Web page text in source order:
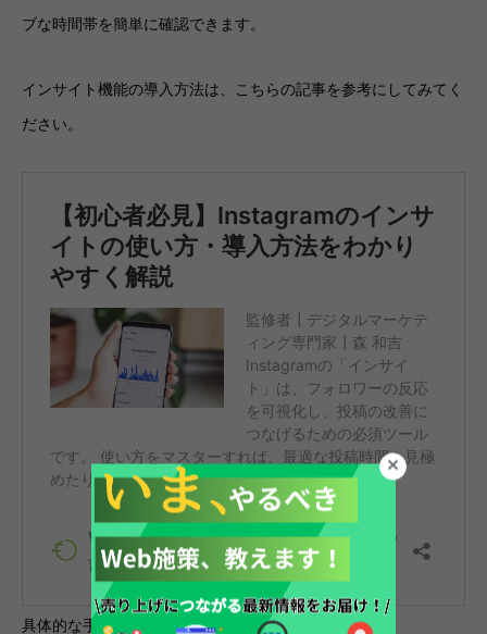
ブな時間帯を簡単に確認できます。
インサイト機能の導入方法は、こちらの記事を参考にしてみてく
ださい。
具体的な手順は以下の通りです。